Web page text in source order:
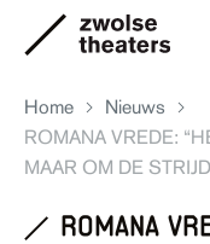
Aanbod
Home
Nieuws
ROMANA VREDE:
MAAR OM DE
romana